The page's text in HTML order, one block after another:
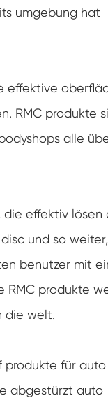
umgebung hat
effektive
RMC produkte
alle
die effektiv lösen
und so weiter,
benutzer mit
RMC produkte
die welt.
produkte für auto
abgestürzt auto